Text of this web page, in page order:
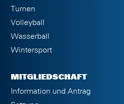
Turnen
Volleyball
Wasserball
Wintersport
MITGLIEDSCHAFT
Information und Antrag